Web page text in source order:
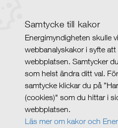
Samtycke till kakor
Energimyndigheten skulle
webbanalyskakor i syfte
webbplatsen. Samtycker
som helst ändra ditt val.
samtycke klickar du på
(cookies)" som du hittar i
webbplatsen.
Läs mer om kakor och